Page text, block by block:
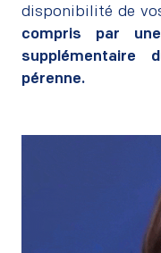
disponibilité de
compris par
pérenne.